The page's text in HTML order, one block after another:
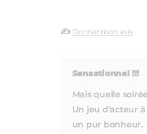
✍️ Donner mon avis
Sensationnel !!!
Mais quelle
Un jeu d'acteur
un pur bonheur.